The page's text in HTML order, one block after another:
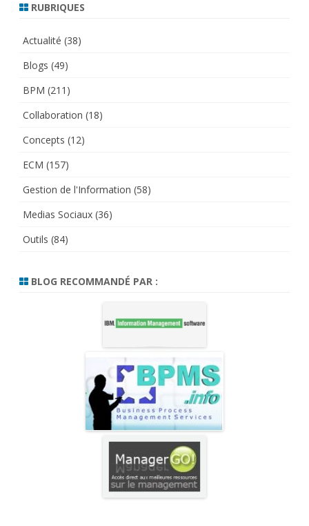
RUBRIQUES
Actualité (38)
Blogs (49)
BPM (211)
Collaboration (18)
Concepts (12)
ECM (157)
Gestion de l'Information (58)
Medias Sociaux (36)
Outils (84)
BLOG RECOMMANDÉ PAR :